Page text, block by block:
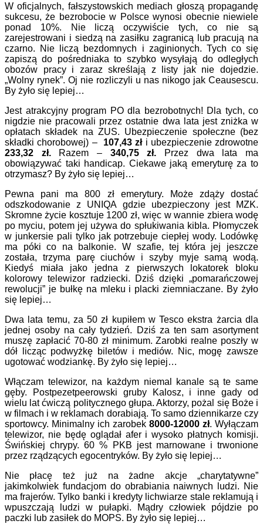
W oficjalnych, fałszystowskich mediach głoszą propagandę
sukcesu, że bezrobocie w Polsce wynosi obecnie niewiele
ponad 10%. Nie liczą oczywiście tych, co nie są
zarejestrowani i siedzą na zasiłku zagranicą lub pracują na
czarno. Nie liczą bezdomnych i zaginionych. Tych co się
zapiszą do pośredniaka to szybko wysyłają do odległych
obozów pracy i zaraz skreślają z listy jak nie dojedzie.
„Wolny rynek”. Oj nie rozliczyli u nas nikogo jak Ceausescu.
By żyło się lepiej…
Jest atrakcyjny program PO dla bezrobotnych! Dla tych, co
nigdzie nie pracowali przez ostatnie dwa lata jest zniżka w
opłatach składek na ZUS. Ubezpieczenie społeczne (bez
składki chorobowej) – 107,43 zł i ubezpieczenie zdrowotne
233,32 zł. Razem – 340,75 zł.
Przez dwa lata ma
obowiązywać taki handicap. Ciekawe jaką emeryturę za to
otrzymasz? By żyło się lepiej…
Pewna pani ma 800 zł emerytury. Może zdąży dostać
odszkodowanie z UNIQA gdzie ubezpieczony jest MZK.
Skromne życie kosztuje 1200 zł, więc w wannie zbiera wodę
po myciu, potem jej używa do spłukiwania kibla. Płomyczek
w junkersie pali tylko jak potrzebuje ciepłej wody. Lodówkę
ma póki co na balkonie. W szafie, tej która jej jeszcze
została, trzyma parę ciuchów i szyby myje samą wodą.
Kiedyś miała jako jedna z pierwszych lokatorek bloku
kolorowy telewizor radziecki. Dziś dzięki „pomarańczowej
rewolucji” je bułkę na mleku i placki ziemniaczane. By żyło
się lepiej…
Dwa lata temu, za 50 zł kupiłem w Tesco ekstra żarcia dla
jednej osoby na cały tydzień. Dziś za ten sam asortyment
muszę zapłacić 70-80 zł minimum. Zarobki realne poszły w
dół licząc podwyżkę biletów i mediów. Nic, mogę zawsze
ugotować wodziankę. By żyło się lepiej…
Włączam telewizor, na każdym niemal kanale są te same
gęby. Postpezetpeerowski gruby Kalosz, i inne gady od
wielu lat ćwiczą politycznego głupa. Aktorzy, pożal się Boże i
w filmach i w reklamach dorabiają. To samo dziennikarze czy
sportowcy. Minimalny ich zarobek 8000-12000 zł. Wyłączam
telewizor, nie będę oglądał afer i wysoko płatnych komisji.
Świńskiej chrypy. 60 % PKB jest marnowane i trwonione
przez rządzących egocentryków. By żyło się lepiej…
Nie płacę też już na żadne akcje „charytatywne”
jakimkolwiek fundacjom do obrabiania naiwnych ludzi. Nie
ma frajerów. Tylko banki i kredyty lichwiarze stale reklamują i
wpuszczają ludzi w pułapki. Mądry człowiek pójdzie po
paczki lub zasiłek do MOPS. By żyło się lepiej…